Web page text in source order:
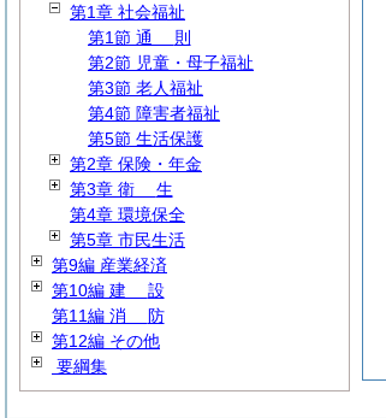
第1章 社会福祉
第1節 通 則
第2節 児童・母子福祉
第3節 老人福祉
第4節 障害者福祉
第5節 生活保護
第2章 保険・年金
第3章 衛 生
第4章 環境保全
第5章 市民生活
第9編 産業経済
第10編 建 設
第11編 消 防
第12編 その他
要綱集